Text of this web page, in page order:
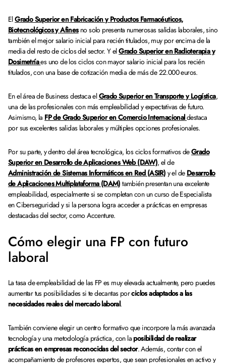
ElGrado Superior en Fabricación y Productos Farmacéuticos,
Biotecnológicos y Afinesno solo presenta numerosas salidas laborales, sino
también el mejor salario inicial para recién titulados, muy por encima de la
media del resto de ciclos del sector. Y elGrado Superior en Radioterapia y
Dosimetríaes uno de los ciclos con mayor salario inicial para los recién
titulados, con una base de cotización media de más de 22.000 euros.
En el área de Business destaca elGrado Superior en Transporte y Logística,
una de las profesionales con más empleabilidad y expectativas de futuro.
Asimismo, la FP de Grado Superior en Comercio Internacionaldestaca
por sus excelentes salidas laborales y múltiples opciones profesionales.
Por su parte, y dentro del área tecnológica, los ciclos formativos deGrado
Superior en Desarrollo de Aplicaciones Web (DAW), el de
Administración de Sistemas Informáticos en Red (ASIR) y el de Desarrollo
de Aplicaciones Multiplataforma (DAM) también presentan una excelente
empleabilidad, especialmente si se completan con un curso de Especialista
en Ciberseguridad y si la persona logra acceder a prácticas en empresas
destacadas del sector, como Accenture.
Cómo elegir una FP con futuro
laboral
La tasa de empleabilidad de las FP es muy elevada actualmente, pero puedes
aumentar tus posibilidades si te decantas porciclos adaptados a las
necesidades reales del mercado laboral.
También conviene elegir un centro formativo que incorpore la más avanzada
tecnología y una metodología práctica, con la posibilidad de realizar
prácticas en empresas reconocidas del sector. Además, contar con el
acompañamiento de profesores expertos, que sean profesionales en activo y